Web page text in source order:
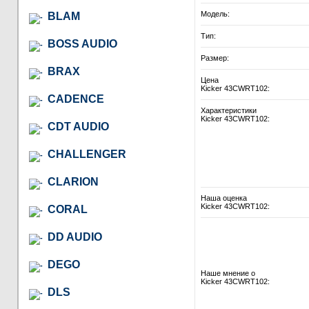
BLAM
BOSS AUDIO
BRAX
CADENCE
CDT AUDIO
CHALLENGER
CLARION
CORAL
DD AUDIO
DEGO
DLS
Модель:
Тип:
Размер:
Цена
Kicker 43CWRT102:
Характеристики
Kicker 43CWRT102:
Наша оценка
Kicker 43CWRT102:
Наше мнение о
Kicker 43CWRT102: